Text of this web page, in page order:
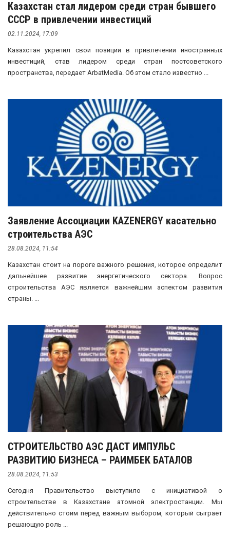
Казахстан стал лидером среди стран бывшего
СССР в привлечении инвестиций
02.11.2024, 17:09
Казахстан укрепил свои позиции в привлечении иностранных
инвестиций, став лидером среди стран постсоветского
пространства, передает ArbatMedia. Об этом стало известно ...
Заявление Ассоциации KAZENERGY касательно
строительства АЭС
28.08.2024, 11:54
Казахстан стоит на пороге важного решения, которое определит
дальнейшее развитие энергетического сектора. Вопрос
строительства АЭС является важнейшим аспектом развития
страны. ...
СТРОИТЕЛЬСТВО АЭС ДАСТ ИМПУЛЬС
РАЗВИТИЮ БИЗНЕСА – РАИМБЕК БАТАЛОВ
28.08.2024, 11:53
Сегодня Правительство выступило с инициативой о
строительстве в Казахстане атомной электростанции. Мы
действительно стоим перед важным выбором, который сыграет
решающую роль ...